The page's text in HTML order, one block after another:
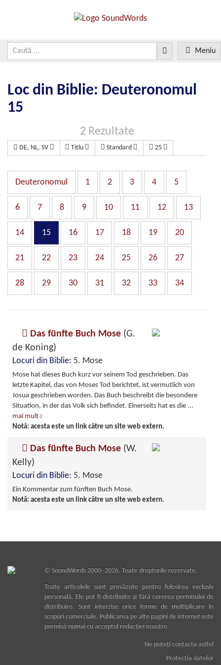
Meniu
Loc din Biblie: Deuteronomul
15
2 Rezultate
DE, NL, SV Titlu Standard 25
Deuteronomul 1 2 3 4 5
6 7 8 9 10 11 12 13
14 15 16 17 18 19 20
21 22 23 24 25 26 27
28 29 30 31 32 33 34
Das fünfte Buch Mose (G.
de Koning)
Locuri din Biblie: 5. Mose
Mose hat dieses Buch kurz vor seinem Tod geschrieben. Das
letzte Kapitel, das von Moses Tod berichtet, ist vermutlich von
Josua geschrieben worden. Das Buch beschreibt die besondere
Situation, in der das Volk sich befindet. Einerseits hat es die ...
mai mult
Notă: acesta este un link către un site web extern.
Das fünfte Buch Mose (W.
Kelly)
Locuri din Biblie: 5. Mose
Ein Kommentar zum fünften Buch Mose.
Notă: acesta este un link către un site web extern.
© SoundWords2000–2026. Toate drepturile rezervate.
Toate articolele sunt prevăzute pentru folosirea exclusiv
personală. Ele pot fi distribuite şi fără cererea permisului de
distribuire. Sunt interzise orice forme de multiplicare în
scopuri comerciale. Publicarea pe alte pagini de internet este
permisă numai cu acceptul redacţiei noastre.
Ne puteţi contacta astfel
Protecţia datelor